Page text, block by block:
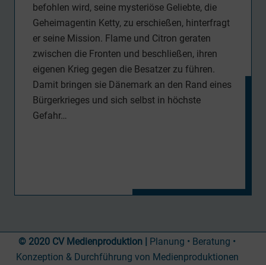
befohlen wird, seine mysteriöse Geliebte, die
Geheimagentin Ketty, zu erschießen, hinterfragt
er seine Mission. Flame und Citron geraten
zwischen die Fronten und beschließen, ihren
eigenen Krieg gegen die Besatzer zu führen.
Damit bringen sie Dänemark an den Rand eines
Bürgerkrieges und sich selbst in höchste
Gefahr…
© 2020 CV Medienproduktion | Planung • Beratung •
Konzeption & Durchführung von Medienproduktionen